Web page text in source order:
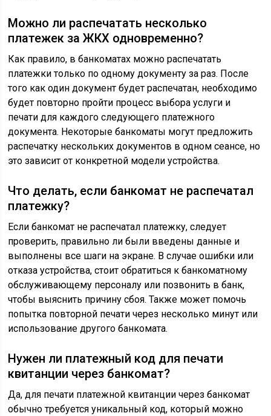
Можно ли распечатать несколько
платежек за ЖКХ одновременно?
Как правило, в банкоматах можно распечатать
платежки только по одному документу за раз. После
того как один документ будет распечатан, необходимо
будет повторно пройти процесс выбора услуги и
печати для каждого следующего платежного
документа. Некоторые банкоматы могут предложить
распечатку нескольких документов в одном сеансе, но
это зависит от конкретной модели устройства.
Что делать, если банкомат не распечатал
платежку?
Если банкомат не распечатал платежку, следует
проверить, правильно ли были введены данные и
выполнены все шаги на экране. В случае ошибки или
отказа устройства, стоит обратиться к банкоматному
обслуживающему персоналу или позвонить в банк,
чтобы выяснить причину сбоя. Также может помочь
попытка повторной печати через несколько минут или
использование другого банкомата.
Нужен ли платежный код для печати
квитанции через банкомат?
Да, для печати платежной квитанции через банкомат
обычно требуется уникальный код, который можно